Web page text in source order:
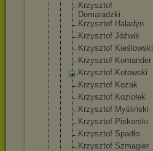
Krzysztof
Domaradzki
Krzysztof Haladyn
Krzysztof Jóźwik
Krzysztof Kieślowski
Krzysztof Komander
Krzysztof Kotowski
Krzysztof Kozak
Krzysztof Koziołek
Krzysztof Myśliński
Krzysztof Piskorski
Krzysztof Spadło
Krzysztof Szmagier